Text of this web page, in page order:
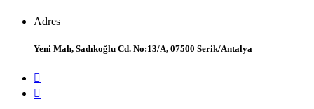
Adres
Yeni Mah, Sadıkoğlu Cd. No:13/A, 07500 Serik/Antalya